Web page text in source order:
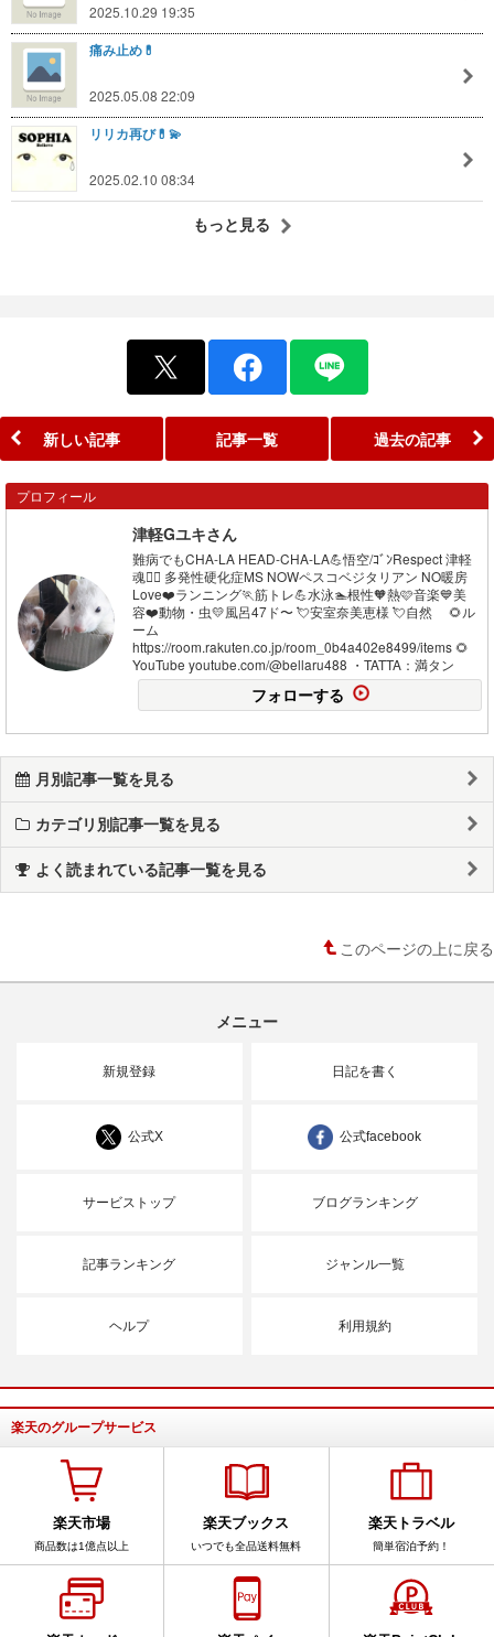
2025.10.29 19:35
痛み止め💊
2025.05.08 22:09
リリカ再び💊💫
2025.02.10 08:34
もっと見る
新しい記事 記事一覧 過去の記事
プロフィール
津軽Gユキさん
難病でもCHA-LA HEAD-CHA-LA💪悟空/ｺﾞﾝRespect 津軽
魂❤️‍🔥 多発性硬化症MS NOWペスコベジタリアン NO暖房
Love❤️ランニング🏃筋トレ💪水泳🏊根性🧡熱🩷音楽💙美
容❤️動物・虫💛風呂47ド〜 💘安室奈美恵様 💘自然 🌻ル
ーム
https://room.rakuten.co.jp/room_0b4a402e8499/items 🌻
YouTube youtube.com/@bellaru488 ・TATTA：満タン
フォローする
月別記事一覧を見る
カテゴリ別記事一覧を見る
よく読まれている記事一覧を見る
このページの上に戻る
メニュー
新規登録 日記を書く
公式X 公式facebook
サービストップ ブログランキング
記事ランキング ジャンル一覧
ヘルプ 利用規約
楽天のグループサービス
楽天市場
商品数は1億点以上
楽天ブックス
いつでも全品送料無料
楽天トラベル
簡単宿泊予約！